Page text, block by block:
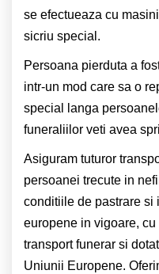
se efectueaza cu
sicriu special.
Persoana pierduta a
intr-un mod care sa o
special langa
funeraliilor veti avea
Asiguram tuturor
persoanei trecute in
conditiile de pastrare si
europene in vigoare,
transport funerar si
Uniunii Europene.